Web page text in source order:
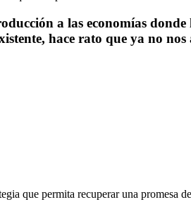
a las economías donde
hace rato que ya no